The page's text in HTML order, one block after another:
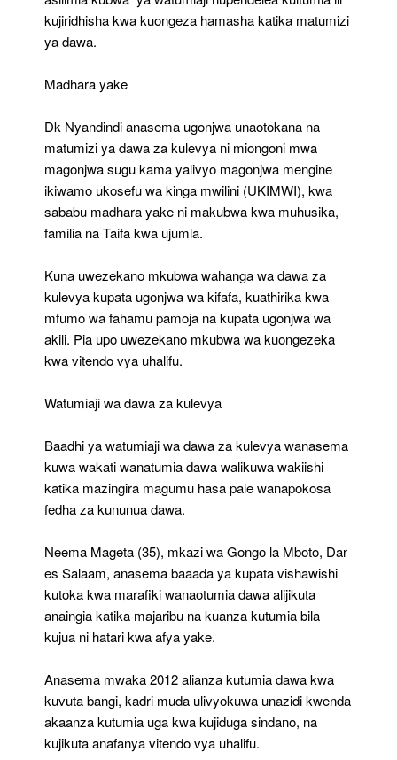
kujiridhisha kwa kuongeza hamasha katika matumizi
ya dawa.
Madhara yake
Dk Nyandindi anasema ugonjwa unaotokana na
matumizi ya dawa za kulevya ni miongoni mwa
magonjwa sugu kama yalivyo magonjwa mengine
ikiwamo ukosefu wa kinga mwilini (UKIMWI), kwa
sababu madhara yake ni makubwa kwa muhusika,
familia na Taifa kwa ujumla.
Kuna uwezekano mkubwa wahanga wa dawa za
kulevya kupata ugonjwa wa kifafa, kuathirika kwa
mfumo wa fahamu pamoja na kupata ugonjwa wa
akili. Pia upo uwezekano mkubwa wa kuongezeka
kwa vitendo vya uhalifu.
Watumiaji wa dawa za kulevya
Baadhi ya watumiaji wa dawa za kulevya wanasema
kuwa wakati wanatumia dawa walikuwa wakiishi
katika mazingira magumu hasa pale wanapokosa
fedha za kununua dawa.
Neema Mageta (35), mkazi wa Gongo la Mboto, Dar
es Salaam, anasema baaada ya kupata vishawishi
kutoka kwa marafiki wanaotumia dawa alijikuta
anaingia katika majaribu na kuanza kutumia bila
kujua ni hatari kwa afya yake.
Anasema mwaka 2012 alianza kutumia dawa kwa
kuvuta bangi, kadri muda ulivyokuwa unazidi kwenda
akaanza kutumia uga kwa kujiduga sindano, na
kujikuta anafanya vitendo vya uhalifu.